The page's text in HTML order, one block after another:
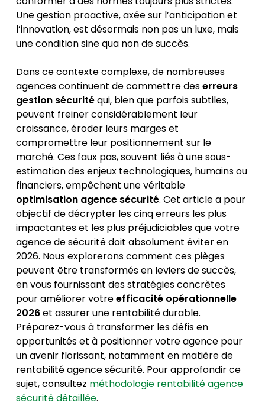
Une gestion proactive, axée sur l’anticipation et
l’innovation, est désormais non pas un luxe, mais
une condition sine qua non de succès.
Dans ce contexte complexe, de nombreuses
agences continuent de commettre deserreurs
gestion sécuritéqui, bien que parfois subtiles,
peuvent freiner considérablement leur
croissance, éroder leurs marges et
compromettre leur positionnement sur le
marché. Ces faux pas, souvent liés à une sous-
estimation des enjeux technologiques, humains ou
financiers, empêchent une véritable
optimisation agence sécurité. Cet article a pour
objectif de décrypter les cinq erreurs les plus
impactantes et les plus préjudiciables que votre
agence de sécurité doit absolument éviter en
2026. Nous explorerons comment ces pièges
peuvent être transformés en leviers de succès,
en vous fournissant des stratégies concrètes
pour améliorer votreefficacité opérationnelle
2026et assurer une rentabilité durable.
Préparez-vous à transformer les défis en
opportunités et à positionner votre agence pour
un avenir florissant, notamment en matière de
rentabilité agence sécurité. Pour approfondir ce
sujet, consultez méthodologie rentabilité agence
sécurité détaillée.